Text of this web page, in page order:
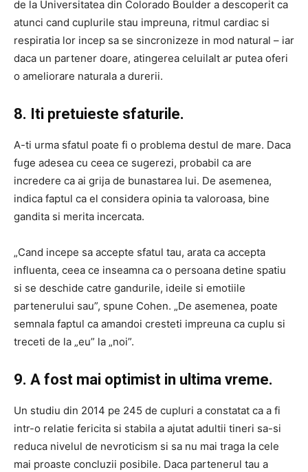
de la Universitatea din Colorado Boulder a descoperit ca
atunci cand cuplurile stau impreuna, ritmul cardiac si
respiratia lor incep sa se sincronizeze in mod natural – iar
daca un partener doare, atingerea celuilalt ar putea oferi
o ameliorare naturala a durerii.
8. Iti pretuieste sfaturile.
A-ti urma sfatul poate fi o problema destul de mare. Daca
fuge adesea cu ceea ce sugerezi, probabil ca are
incredere ca ai grija de bunastarea lui. De asemenea,
indica faptul ca el considera opinia ta valoroasa, bine
gandita si merita incercata.
„Cand incepe sa accepte sfatul tau, arata ca accepta
influenta, ceea ce inseamna ca o persoana detine spatiu
si se deschide catre gandurile, ideile si emotiile
partenerului sau”, spune Cohen. „De asemenea, poate
semnala faptul ca amandoi cresteti impreuna ca cuplu si
treceti de la „eu” la „noi”.
9. A fost mai optimist in ultima vreme.
Un studiu din 2014 pe 245 de cupluri a constatat ca a fi
intr-o relatie fericita si stabila a ajutat adultii tineri sa-si
reduca nivelul de nevroticism si sa nu mai traga la cele
mai proaste concluzii posibile. Daca partenerul tau a